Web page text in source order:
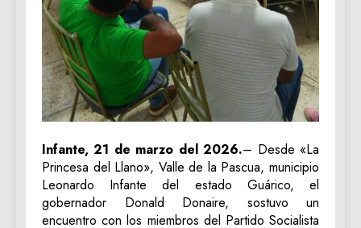
Infante, 21 de marzo del 2026.– Desde «La
Princesa del Llano», Valle de la Pascua, municipio
Leonardo Infante del estado Guárico, el
gobernador Donald Donaire, sostuvo un
encuentro con los miembros del Partido Socialista